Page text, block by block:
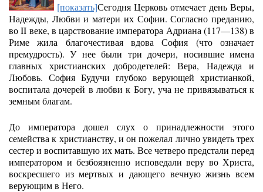
[показать]Сегодня Церковь отмечает день Веры,
Надежды, Любви и матери их Софии. Согласно преданию,
во II веке, в царствование императора Адриана (117—138) в
Риме жила благочестивая вдова София (что означает
премудрость). У нее были три дочери, носившие имена
главных христианских добродетелей: Вера, Надежда и
Любовь. София Будучи глубоко верующей христианкой,
воспитала дочерей в любви к Богу, уча не привязываться к
земным благам.
До императора дошел слух о принадлежности этого
семейства к христианству, и он пожелал лично увидеть трех
сестер и воспитавшую их мать. Все четверо предстали перед
императором и безбоязненно исповедали веру во Христа,
воскресшего из мертвых и дающего вечную жизнь всем
верующим в Него.